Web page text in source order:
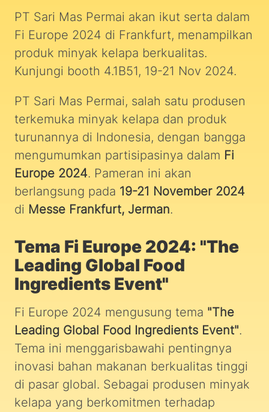
PT Sari Mas Permai akan ikut serta dalam
Fi Europe 2024 di Frankfurt, menampilkan
produk minyak kelapa berkualitas.
Kunjungi booth 4.1B51, 19-21 Nov 2024.
PT Sari Mas Permai, salah satu produsen
terkemuka minyak kelapa dan produk
turunannya di Indonesia, dengan bangga
mengumumkan partisipasinya dalam Fi
Europe 2024. Pameran ini akan
berlangsung pada 19-21 November 2024
di Messe Frankfurt, Jerman.
Tema Fi Europe 2024: "The
Leading Global Food
Ingredients Event"
Fi Europe 2024 mengusung tema "The
Leading Global Food Ingredients Event".
Tema ini menggarisbawahi pentingnya
inovasi bahan makanan berkualitas tinggi
di pasar global. Sebagai produsen minyak
kelapa yang berkomitmen terhadap